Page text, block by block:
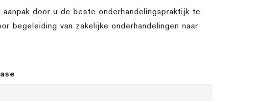
door u de beste onderhandelingspraktijk te
begeleiding van zakelijke onderhandelingen naar